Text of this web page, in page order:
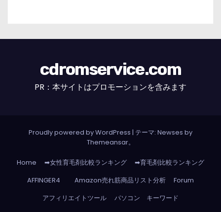
cdromservice.com
PR：本サイトはプロモーションを含みます
Proudly powered by WordPress | テーマ: Newses by
Themeansar。
Home ➡女性育毛剤比較ランキング
➡育毛剤比較ランキング
AFFINGER4
Amazon売れ筋商品リスト分析
Forum
アフィリエイトツール
パソコン キーワード